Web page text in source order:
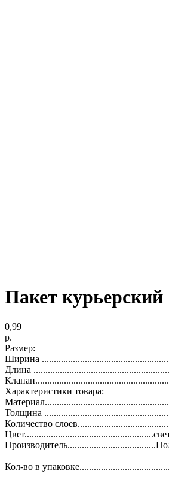
Пакет
0,99
р.
Размер:
Ширина
Длина
Характеристики товара:
Толщина
Количество
Кол-во в